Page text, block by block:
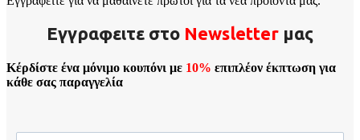
Εγγραφειτε στο Νewsletter μας
Κέρδίστε ένα μόνιμο κουπόνι με 10% επιπλέον έκπτωση για
κάθε σας παραγγελία